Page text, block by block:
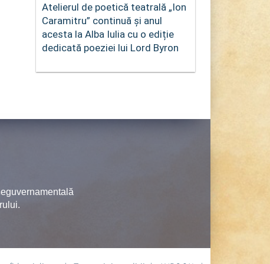
Atelierul de poetică teatrală „Ion
Caramitru” continuă și anul
acesta la Alba Iulia cu o ediție
dedicată poeziei lui Lord Byron